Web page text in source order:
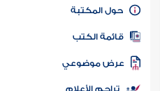
كتاب الأمة
المكتبة
الكتب